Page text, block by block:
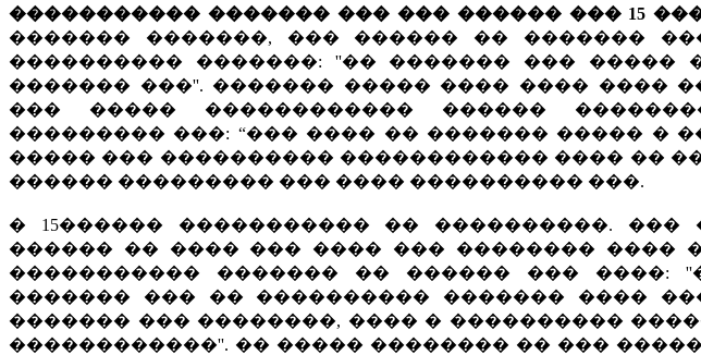
����������� ������� ��� ��� ������ ��� 15
������� �������, ��� ������ �� �������
���������� �������: ''�� ������� ��� �����
������� ���''. ������� ����� ���� ���� ����
��� ����� ������������ ������
��������� ���: “��� ���� �� ������� ����� �
����� ��� ���������� ������������ ���� ��
������ ��������� ��� ���� ���������� ���.
� 15������ ����������� �� ����������.
������ �� ���� ��� ���� ��� �������� ����
����������� ������� �� ������ ��� ����:
������� ��� �� ���������� ������� ����
������� ��� ��������, ���� � ����������
������������''. �� ����� �������� �� ���